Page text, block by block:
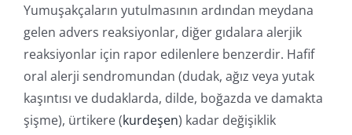
Yumuşakçaların yutulmasının ardından meydana
gelen advers reaksiyonlar, diğer gıdalara alerjik
reaksiyonlar için rapor edilenlere benzerdir. Hafif
oral alerji sendromundan (dudak, ağız veya yutak
kaşıntısı ve dudaklarda, dilde, boğazda ve damakta
şişme), ürtikere (kurdeşen) kadar değişiklik